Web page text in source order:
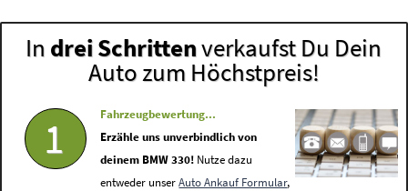
In drei Schrittenverkaufst Du Dein
Auto zum Höchstpreis!
1
Fahrzeugbewertung...
Erzähle uns unverbindlich von
deinem BMW 330! Nutze dazu
entweder unserAuto Ankauf Formular,